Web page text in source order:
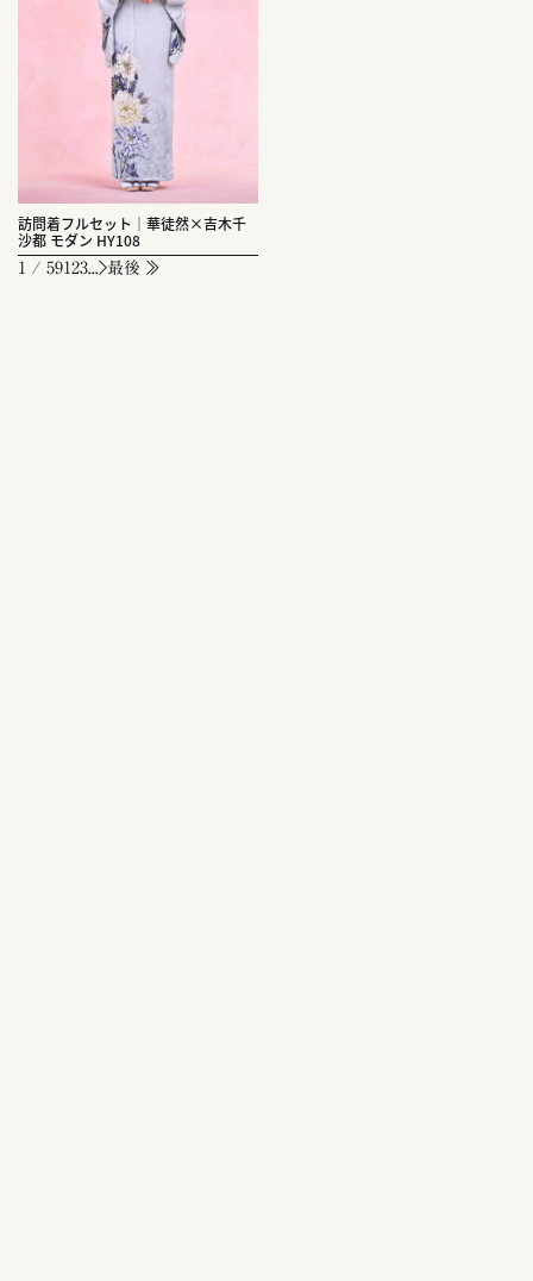
訪問着フルセット｜華徒然×吉木千
沙都 モダン HY108
1 / 59123 最後